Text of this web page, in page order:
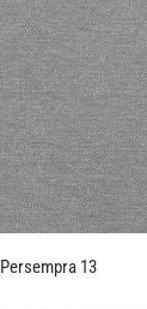
Persempra 13